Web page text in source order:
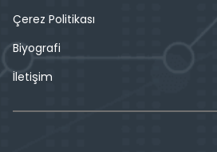
Çerez Politikası
Biyografi
İletişim